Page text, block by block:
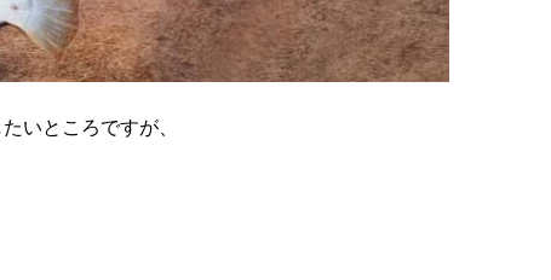
いところですが、